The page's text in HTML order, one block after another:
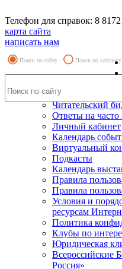
Телефон для справок: 8
карта сайта
написать нам
Поиск по сайту Поиск по каталогу
Читательский
Ответы на
Личный кабинет
Календарь
Виртуальный
Подкасты
Календарь
Правила
Правила
Условия и
ресурсам
Политика
Клубы по
Юридическая
Всероссийские
Россия»